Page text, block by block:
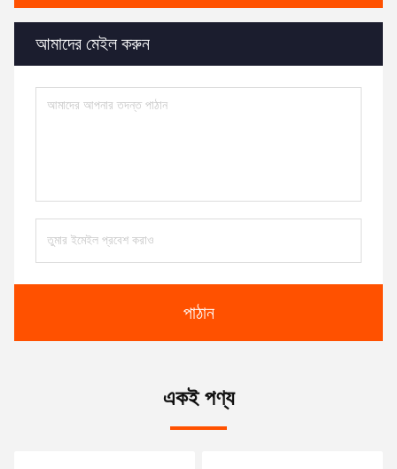
আমাদের মেইল ​​করুন
পাঠান
একই পণ্য